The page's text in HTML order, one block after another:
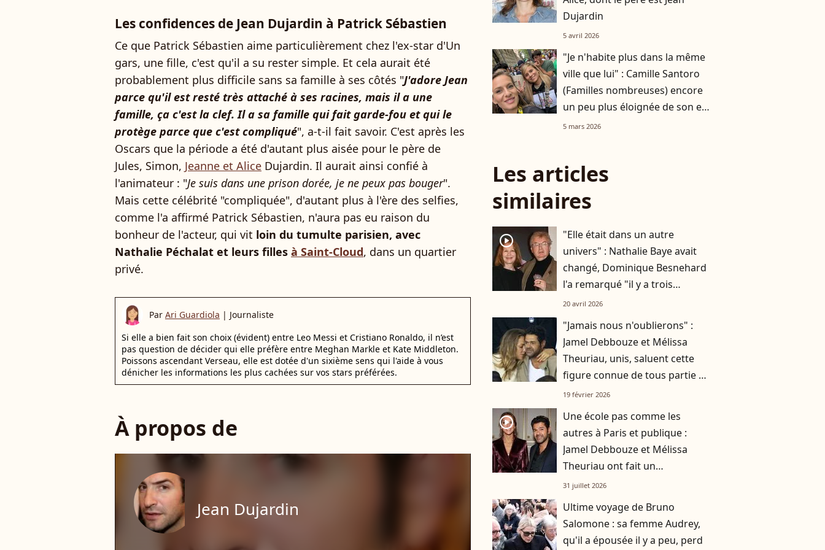
Les confidences de Jean Dujardin à Patrick Sébastien
Ce que Patrick Sébastien aime particulièrement chez l'ex-star d'Un
gars, une fille, c'est qu'il a su rester simple. Et cela aurait été
probablement plus difficile sans sa famille à ses côtés "J'adore Jean
parce qu'il est resté très attaché à ses racines, mais il a une
famille, ça c'est la clef. Il a sa famille qui fait garde-fou et qui le
protège parce que c'est compliqué", a-t-il fait savoir. C'est après les
Oscars que la période a été d'autant plus aisée pour le père de
Jules, Simon, Jeanne et Alice Dujardin. Il aurait ainsi confié à
l'animateur : "Je suis dans une prison dorée, je ne peux pas bouger".
Mais cette célébrité "compliquée", d'autant plus à l'ère des selfies,
comme l'a affirmé Patrick Sébastien, n'aura pas eu raison du
bonheur de l'acteur, qui vit loin du tumulte parisien, avec
Nathalie Péchalat et leurs filles à Saint-Cloud, dans un quartier
privé.
Par Ari Guardiola | Journaliste
Si elle a bien fait son choix (évident) entre Leo Messi et Cristiano Ronaldo, il n’est
pas question de décider qui elle préfère entre Meghan Markle et Kate Middleton.
Poissons ascendant Verseau, elle est dotée d'un sixième sens qui l'aide à vous
dénicher les informations les plus cachées sur vos stars préférées.
À propos de
Jean Dujardin
Dujardin
5 avril 2026
"Je n'habite plus dans la même
ville que lui" : Camille Santoro
(Familles nombreuses) encore
un peu plus éloignée de son ex-
mari Nicolas, père de ses six
5 mars 2026
Les articles
similaires
player2
"Elle était dans un autre
univers" : Nathalie Baye avait
changé, Dominique Besnehard
l'a remarqué "il y a trois
semaines" en lui rendant visite
20 avril 2026
"Jamais nous n'oublierons" :
Jamel Debbouze et Mélissa
Theuriau, unis, saluent cette
figure connue de tous partie à
76 ans
19 février 2026
player2
Une école pas comme les
autres à Paris et publique :
Jamel Debbouze et Mélissa
Theuriau ont fait un
compromis pour leurs enfants
31 juillet 2026
Ultime voyage de Bruno
Salomone : sa femme Audrey,
qu'il a épousée il y a peu, perd